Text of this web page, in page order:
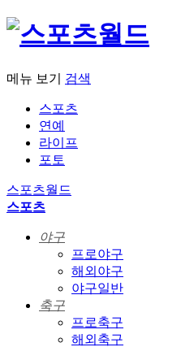
메뉴 보기 검색
스포츠
연예
라이프
포토
스포츠월드
스포츠
야구
프로야구
해외야구
야구일반
축구
프로축구
해외축구